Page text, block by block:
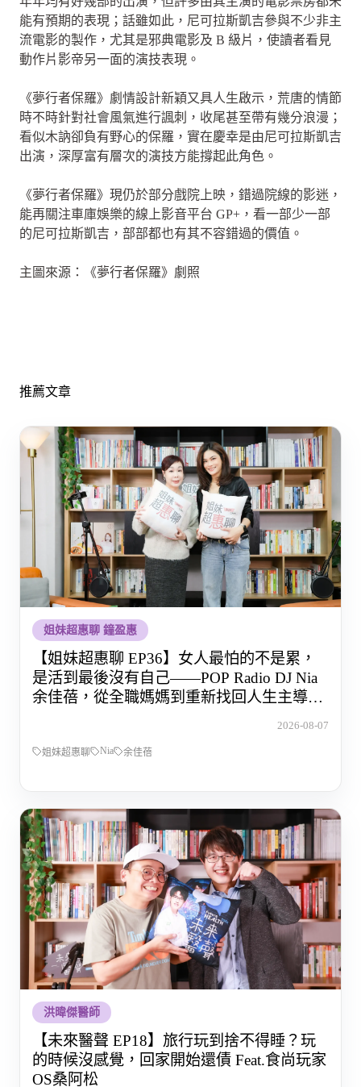
能有預期的表現；話雖如此，尼可拉斯凱吉參與不少非主
流電影的製作，尤其是邪典電影及 B 級片，使讀者看見
動作片影帝另一面的演技表現。
《夢行者保羅》劇情設計新穎又具人生啟示，荒唐的情節
時不時針對社會風氣進行諷刺，收尾甚至帶有幾分浪漫；
看似木訥卻負有野心的保羅，實在慶幸是由尼可拉斯凱吉
出演，深厚富有層次的演技方能撐起此角色。
《夢行者保羅》現仍於部分戲院上映，錯過院線的影迷，
能再關注車庫娛樂的線上影音平台 GP+，看一部少一部
的尼可拉斯凱吉，部部都也有其不容錯過的價值。
主圖來源：《夢行者保羅》劇照
推薦文章
姐妹超惠聊 鐘盈惠
【姐妹超惠聊 EP36】女人最怕的不是累，
是活到最後沒有自己——POP Radio DJ Nia
余佳蓓，從全職媽媽到重新找回人生主導權
2026-08-07
姐妹超惠聊 Nia 余佳蓓
洪暐傑醫師
【未來醫聲 EP18】旅行玩到捨不得睡？玩
的時候沒感覺，回家開始還債 Feat.食尚玩家
OS桑阿松